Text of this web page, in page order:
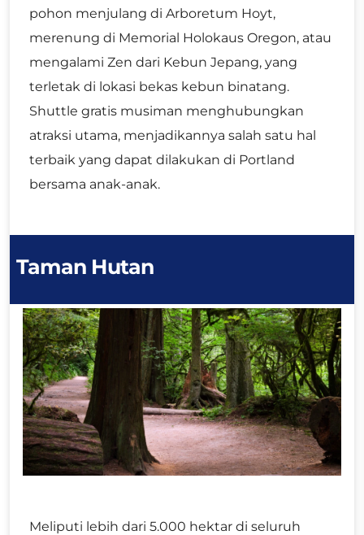
pohon menjulang di Arboretum Hoyt,
merenung di Memorial Holokaus Oregon, atau
mengalami Zen dari Kebun Jepang, yang
terletak di lokasi bekas kebun binatang.
Shuttle gratis musiman menghubungkan
atraksi utama, menjadikannya salah satu hal
terbaik yang dapat dilakukan di Portland
bersama anak-anak.
Taman Hutan
Meliputi lebih dari 5.000 hektar di seluruh